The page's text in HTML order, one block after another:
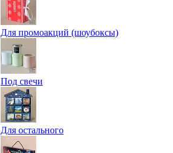
Для промоакций (шоубоксы)
Под свечи
Для остального